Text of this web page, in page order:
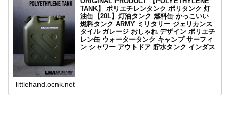
TANK】 ポリエチレンタンク ポリタンク 灯
油缶【20L】灯油タンク 燃料缶 かっこいい
燃料タンク ARMY ミリタリー ジェリカンス
タイル ガレージ おしゃれ デザイン ポリエチ
レン缶 ウォータータンク キャンプ サーフィ
ン シャワー アウトドア 貯水タンク インダス
littlehand.ocnk.net